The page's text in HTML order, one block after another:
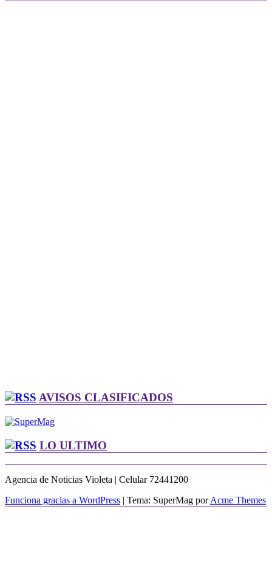
AVISOS CLASIFICADOS
LO ULTIMO
Agencia de Noticias Violeta | Celular 72441200
Funciona gracias a WordPress | Tema: SuperMag porAcme Themes